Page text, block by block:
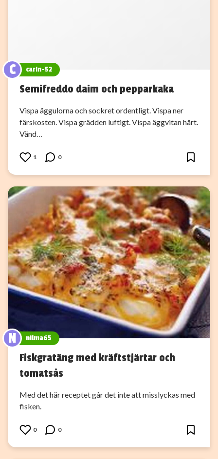
C carin-52
Semifreddo daim och pepparkaka
Vispa äggulorna och sockret ordentligt. Vispa ner
färskosten. Vispa grädden luftigt. Vispa äggvitan hårt.
Vänd…
1 0
N nilma65
Fiskgratäng med kräftstjärtar och
tomatsås
Med det här receptet går det inte att misslyckas med
fisken.
0 0